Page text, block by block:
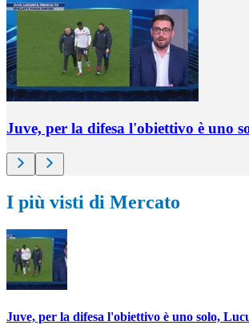
Juve, per la difesa l'obiettivo è uno
I più visti di Mercato
Juve, per la difesa l'obiettivo è uno solo,